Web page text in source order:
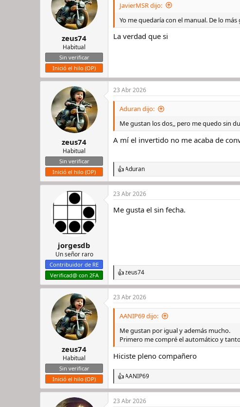
zeus74
Habitual
Sin verificar
Inició el hilo (OP)
JavierMSR dijo:
Yo me quedaría con el manual. De lo
La verdad que si
zeus74
Habitual
Sin verificar
Inició el hilo (OP)
23 Abr 2026
Aduran dijo:
Me gustan los dos,, pero me quedo sin
A mí el invertido no me acaba de
R
e
a
c
i
Aduran
jorgesdb
Un señor raro
Contribuidor de RE
Verificad@ con 2FA
23 Abr 2026
Me gusta el sin fecha.
R
e
a
c
c
s
:
zeus74
zeus74
Habitual
Sin verificar
Inició el hilo (OP)
23 Abr 2026
AANIP69 dijo:
Me gustan por igual y además mucho.
Primero me compré el automático y
Hiciste pleno compañero
R
e
a
c
AANIP69
23 Abr 2026